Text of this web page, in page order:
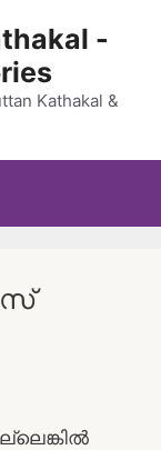
-
Kathakal &